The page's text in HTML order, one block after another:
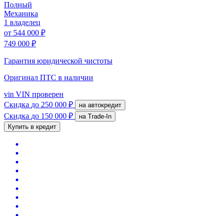
Полный
Механика
1 владелец
от 544 000 ₽
749 000 ₽
Гарантия юридической чистоты
Оригинал ПТС в наличии
vin VIN проверен
Скидка до 250 000 ₽ на автокредит
Скидка до 150 000 ₽
на Trade-In
Купить в кредит